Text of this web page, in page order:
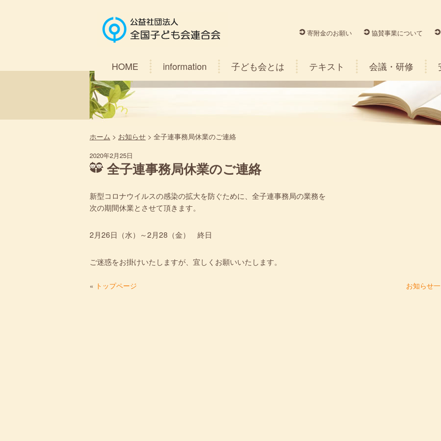
寄附金のお願い 協賛事業について
HOME information 子ども会とは テキスト 会議・研修
ホーム > お知らせ > 全子連事務局休業のご連絡
2020年2月25日
全子連事務局休業のご連絡
新型コロナウイルスの感染の拡大を防ぐために、全子連事務局の業務を
次の期間休業とさせて頂きます。
2月26日（水）～2月28（金） 終日
ご迷惑をお掛けいたしますが、宜しくお願いいたします。
« トップページ お知らせ